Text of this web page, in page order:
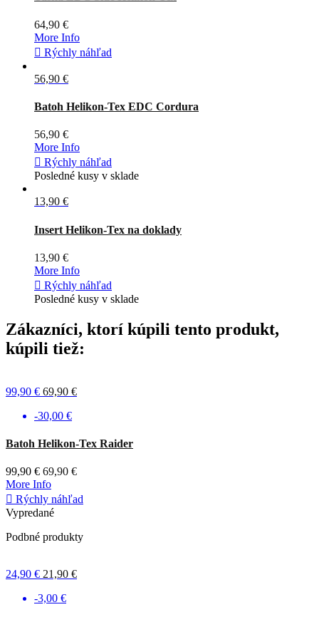
64,90 €
More Info
 Rýchly náhľad
56,90 €
olivová
Batoh Helikon-Tex EDC Cordura
56,90 €
More Info
 Rýchly náhľad
Posledné kusy v sklade
13,90 €
olivová
Insert Helikon-Tex na doklady
13,90 €
More Info
 Rýchly náhľad
Posledné kusy v sklade
Zákazníci, ktorí kúpili tento produkt,
kúpili tiež:
99,90 € 69,90 €
-30,00 €
Sivá
Tmavá
olivová
Batoh Helikon-Tex Raider
99,90 € 69,90 €
More Info
 Rýchly náhľad
Vypredané
Podbné produkty
24,90 € 21,90 €
-3,00 €